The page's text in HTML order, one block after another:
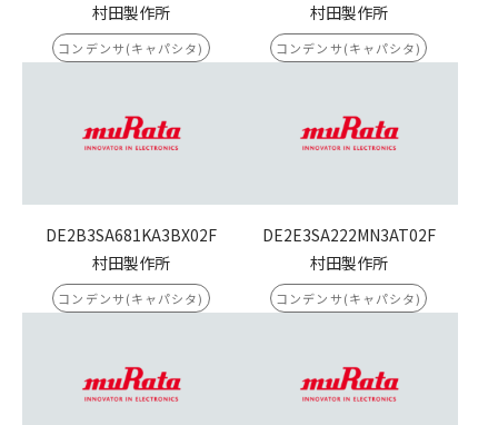
村田製作所
コンデンサ(キャパシタ)
村田製作所
コンデンサ(キャパシタ)
DE2B3SA681KA3BX02F
村田製作所
コンデンサ(キャパシタ)
DE2E3SA222MN3AT02F
村田製作所
コンデンサ(キャパシタ)